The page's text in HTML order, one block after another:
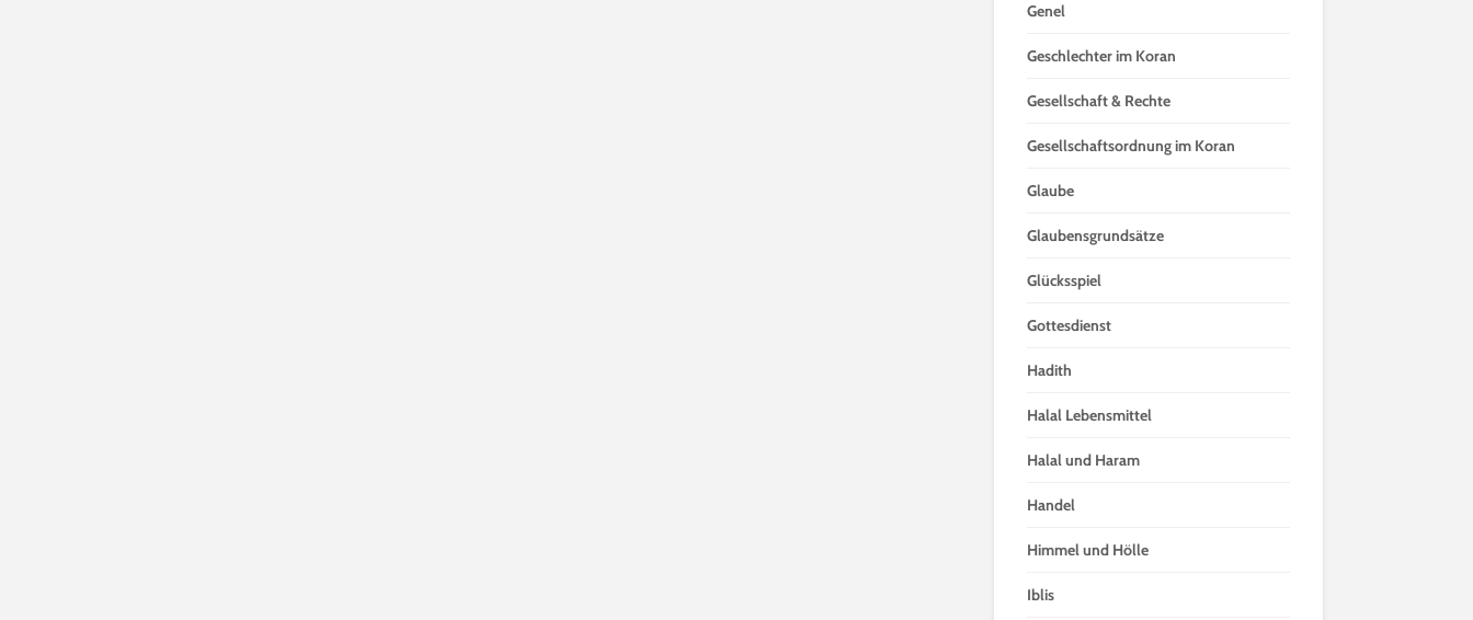
Genel
Geschlechter im Koran
Gesellschaft & Rechte
Gesellschaftsordnung im Koran
Glaube
Glaubensgrundsätze
Glücksspiel
Gottesdienst
Hadith
Halal Lebensmittel
Halal und Haram
Handel
Himmel und Hölle
Iblis